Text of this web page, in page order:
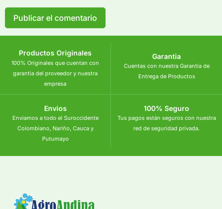
Productos Originales
100% Originales que cuentan con
garantia del proveedor y nuestra
empresa
Garantia
Cuentas con nuestra Garantia de
Entrega de Productos
Envios
Enviamos a todo el Suroccidente
Colombiano, Nariño, Cauca y
Putumayo
100% Seguro
Tus pagos están seguros con nuestra
red de seguridad privada.